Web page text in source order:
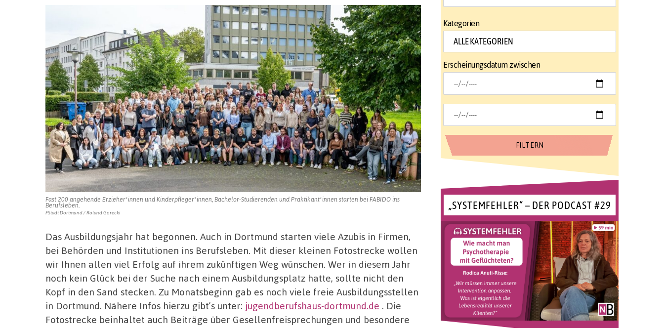
Fast 200 angehende Erzieher*innen und Kinderpfleger*innen, Bachelor-Studierenden und Praktikant*innen starten bei FABIDO ins
Berufsleben.
FStadt Dortmund / Roland Gorecki
Das Ausbildungsjahr hat begonnen. Auch in Dortmund starten viele Azubis in Firmen,
bei Behörden und Institutionen ins Berufsleben. Mit dieser kleinen Fotostrecke wollen
wir Ihnen allen viel Erfolg auf ihrem zukünftigen Weg wünschen. Wer in diesem Jahr
noch kein Glück bei der Suche nach einem Ausbildungsplatz hatte, sollte nicht den
Kopf in den Sand stecken. Zu Monatsbeginn gab es noch viele freie Ausbildungsstellen
in Dortmund. Nähere Infos hierzu gibt’s unter: jugendberufshaus-dortmund.de . Die
Fotostrecke beinhaltet auch Beiträge über Gesellenfreisprechungen und besondere
Kategorien
Erscheinungsdatum zwischen
„SYSTEMFEHLER“ – DER PODCAST #29